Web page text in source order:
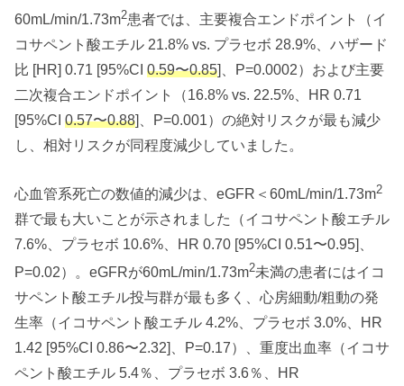
60mL/min/1.73m2患者では、主要複合エンドポイント（イ
コサペント酸エチル 21.8% vs. プラセボ 28.9%、ハザード
比 [HR] 0.71 [95%CI 0.59〜0.85]、P=0.0002）および主要
二次複合エンドポイント（16.8% vs. 22.5%、HR 0.71
[95%CI 0.57〜0.88]、P=0.001）の絶対リスクが最も減少
し、相対リスクが同程度減少していました。
心血管系死亡の数値的減少は、eGFR＜60mL/min/1.73m2
群で最も大いことが示されました（イコサペント酸エチル
7.6%、プラセボ 10.6%、HR 0.70 [95%CI 0.51〜0.95]、
P=0.02）。eGFRが60mL/min/1.73m2未満の患者にはイコ
サペント酸エチル投与群が最も多く、心房細動/粗動の発
生率（イコサペント酸エチル 4.2%、プラセボ 3.0%、HR
1.42 [95%CI 0.86〜2.32]、P=0.17）、重度出血率（イコサ
ペント酸エチル 5.4％、プラセボ 3.6％、HR